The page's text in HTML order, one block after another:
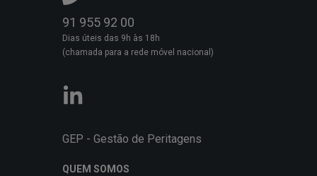
91 955 92 00
Dias úteis das 9h às 18h
(chamada para a rede móvel nacional)
GEP - Gestão de Peritagens
QUEM SOMOS